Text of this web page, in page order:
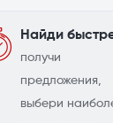
Найди
получи
предложения,
выбери